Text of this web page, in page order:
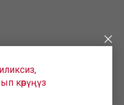
көрүңүз